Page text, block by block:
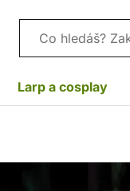
Vyhledávání
Larp a cosplay